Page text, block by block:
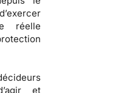
réelle
et